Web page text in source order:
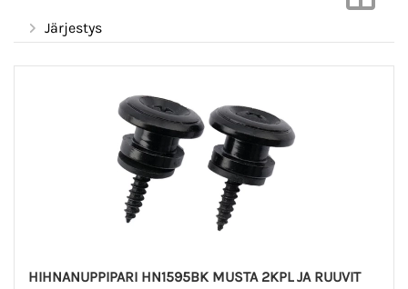
Järjestys
HIHNANUPPIPARI HN1595BK MUSTA 2KPL JA RUUVIT